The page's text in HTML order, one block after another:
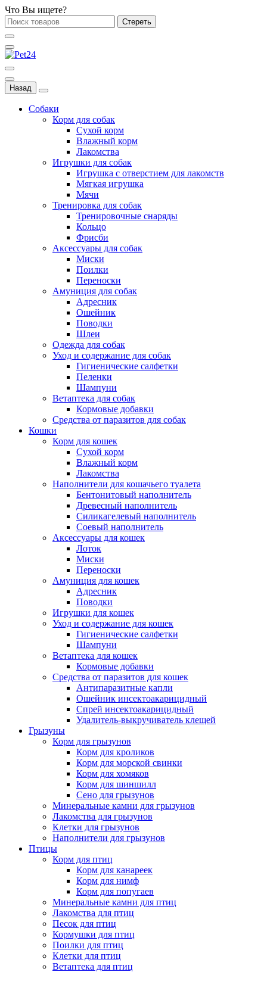
Что Вы ищете?
Стереть
Назад
Собаки
Корм для собак
Сухой корм
Влажный корм
Лакомства
Игрушки для собак
Игрушка с отверстием для лакомств
Мягкая игрушка
Мячи
Тренировка для собак
Тренировочные снаряды
Кольцо
Фрисби
Аксессуары для собак
Миски
Поилки
Переноски
Амуниция для собак
Адресник
Ошейник
Поводки
Шлеи
Одежда для собак
Уход и содержание для собак
Гигиенические салфетки
Пеленки
Шампуни
Ветаптека для собак
Кормовые добавки
Средства от паразитов для собак
Кошки
Корм для кошек
Сухой корм
Влажный корм
Лакомства
Наполнители для кошачьего туалета
Бентонитовый наполнитель
Древесный наполнитель
Силикагелевый наполнитель
Соевый наполнитель
Аксессуары для кошек
Лоток
Миски
Переноски
Амуниция для кошек
Адресник
Поводки
Игрушки для кошек
Уход и содержание для кошек
Гигиенические салфетки
Шампуни
Ветаптека для кошек
Кормовые добавки
Средства от паразитов для кошек
Антипаразитные капли
Ошейник инсектоакарицидный
Спрей инсектоакарицидный
Удалитель-выкручиватель клещей
Грызуны
Корм для грызунов
Корм для кроликов
Корм для морской свинки
Корм для хомяков
Корм для шиншилл
Сено для грызунов
Минеральные камни для грызунов
Лакомства для грызунов
Клетки для грызунов
Наполнители для грызунов
Птицы
Корм для птиц
Корм для канареек
Корм для нимф
Корм для попугаев
Минеральные камни для птиц
Лакомства для птиц
Песок для птиц
Кормушки для птиц
Поилки для птиц
Клетки для птиц
Ветаптека для птиц